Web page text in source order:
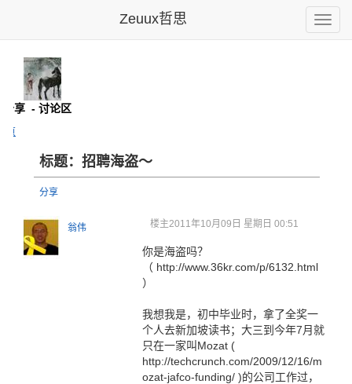
Toggle
Zeuux哲思
分享 - 讨论区
页
标题：招聘海盗～
分享
翁伟 楼主2011年10月09日 星期日 00:51
你是海盗吗？
（ http://www.36kr.com/p/6132.html
）
我想我是，初中毕业时，拿了全奖一
个人去新加坡读书；大三到今年7月就
只在一家叫Mozat (
http://techcrunch.com/2009/12/16/m
ozat-jafco-funding/ )的公司工作过，